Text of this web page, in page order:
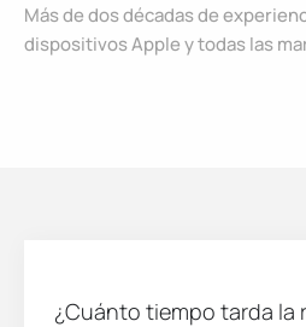
Más de dos décadas de
dispositivos Apple y todas las
¿Cuánto tiempo tarda la